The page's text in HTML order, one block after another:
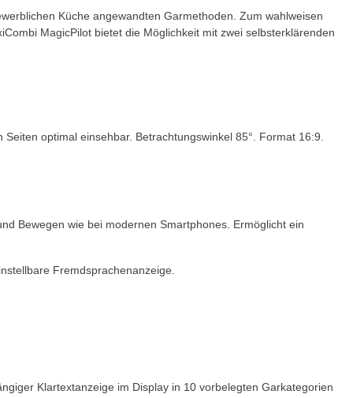
Küche angewandten Garmethoden. Zum wahlweisen
MagicPilot bietet die Möglichkeit mit zwei selbsterklärenden
optimal einsehbar. Betrachtungswinkel 85°. Format 16:9.
Bewegen wie bei modernen Smartphones. Ermöglicht ein
Fremdsprachenanzeige.
Klartextanzeige im Display in 10 vorbelegten Garkategorien